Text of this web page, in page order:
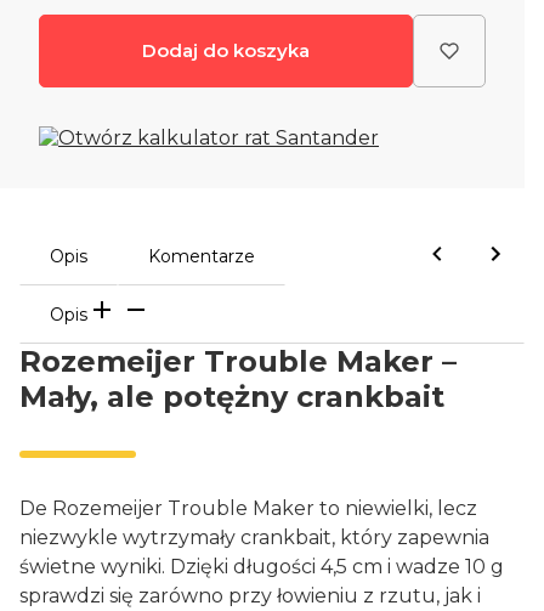
Dodaj do koszyka
Opis Komentarze
Opis
Rozemeijer Trouble Maker –
Mały, ale potężny crankbait
De Rozemeijer Trouble Maker to niewielki, lecz
niezwykle wytrzymały crankbait, który zapewnia
świetne wyniki. Dzięki długości 4,5 cm i wadze 10 g
sprawdzi się zarówno przy łowieniu z rzutu, jak i